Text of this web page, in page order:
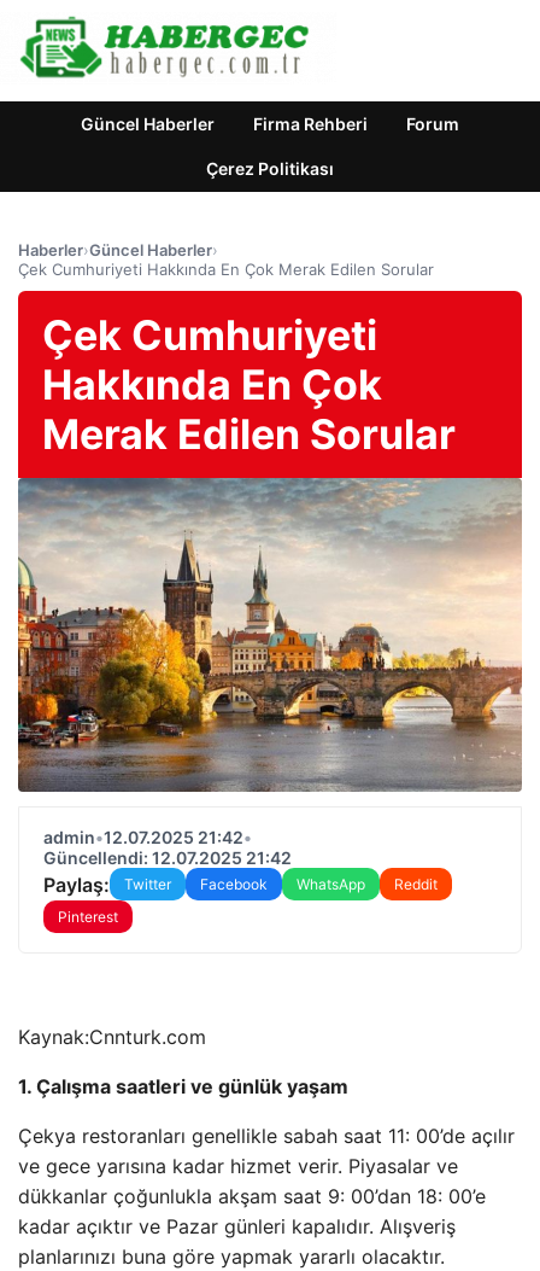
Güncel Haberler Firma Rehberi Forum
Çerez Politikası
Haberler›Güncel Haberler›
Çek Cumhuriyeti Hakkında En Çok Merak Edilen Sorular
Çek Cumhuriyeti
Hakkında En Çok
Merak Edilen Sorular
admin•12.07.2025 21:42•
Güncellendi: 12.07.2025 21:42
Paylaş: Twitter Facebook WhatsApp
Reddit
Pinterest
Kaynak:Cnnturk.com
1. Çalışma saatleri ve günlük yaşam
Çekya restoranları genellikle sabah saat 11: 00’de açılır
ve gece yarısına kadar hizmet verir. Piyasalar ve
dükkanlar çoğunlukla akşam saat 9: 00’dan 18: 00’e
kadar açıktır ve Pazar günleri kapalıdır. Alışveriş
planlarınızı buna göre yapmak yararlı olacaktır.